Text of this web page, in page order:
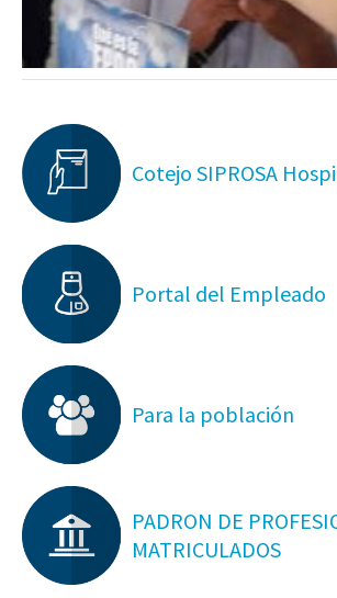
Cotejo SIPROSA
Portal del Empleado
Para la población
PADRON DE
MATRICULADOS